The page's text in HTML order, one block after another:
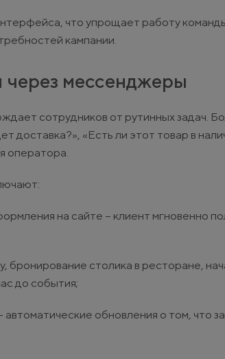
что упрощает работу
кампании.
мессенджеры
сотрудников от рутинных задач.
доставка?», «Есть ли этот товар в
оператора.
на сайте – клиент мгновенно
бронирование столика в ресторане,
до события;
обновления о том, что